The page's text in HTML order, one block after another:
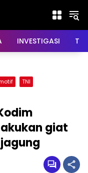
INVESTIGASI TNI
TNI
giat